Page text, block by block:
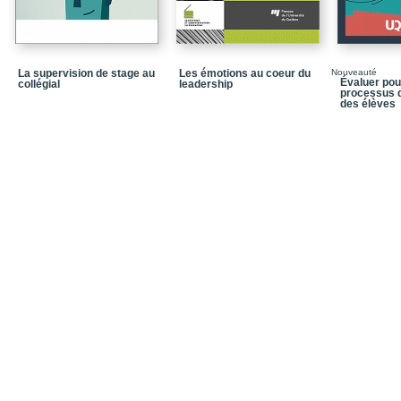
praticiens et de
Chapitre 6 / Vers une
Chapitre 7 /
environnements
La supervision de stage au
collégial
Les émotions au coeur du
leadership
Nouveauté
Évaluer
processus
des élèves